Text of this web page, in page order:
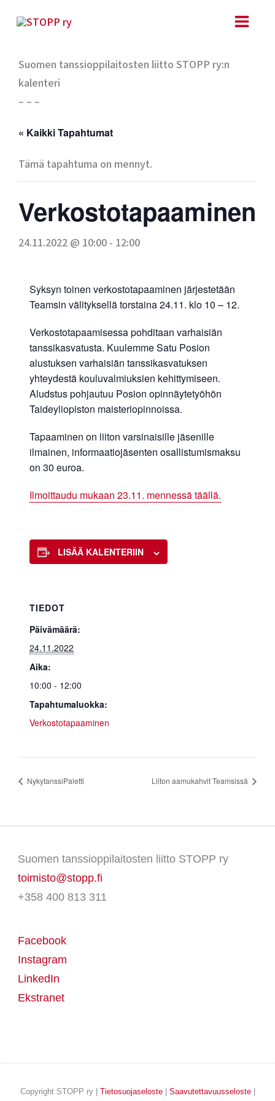
sisältöön
Suomen tanssioppilaitosten liitto STOPP ry:n
kalenteri
– – –
« Kaikki Tapahtumat
Tämä tapahtuma on mennyt.
Verkostotapaaminen
24.11.2022 @ 10:00- 12:00
Syksyn toinen verkostotapaaminen järjestetään
Teamsin välityksellä torstaina 24.11. klo 10 – 12.
Verkostotapaamisessa pohditaan varhaisiän
tanssikasvatusta. Kuulemme Satu Posion
alustuksen varhaisiän tanssikasvatuksen
yhteydestä kouluvalmiuksien kehittymiseen.
Aludstus pohjautuu Posion opinnäytetyöhön
Taideyliopiston maisteriopinnoissa.
Tapaaminen on liiton varsinaisille jäsenille
ilmainen, informaatiojäsenten osallistumismaksu
on 30 euroa.
Ilmoittaudu mukaan 23.11. mennessä täällä.
LISÄÄ KALENTERIIN
TIEDOT
Päivämäärä:
24.11.2022
Aika:
10:00 - 12:00
Tapahtumaluokka:
Verkostotapaaminen
NykytanssiPaletti Liiton aamukahvit Teamsissä
Suomen tanssioppilaitosten liitto STOPP ry
toimisto@stopp.fi
+358 400 813 311
Facebook
Instagram
LinkedIn
Ekstranet
Copyright STOPP ry | Tietosuojaseloste| Saavutettavuusseloste|